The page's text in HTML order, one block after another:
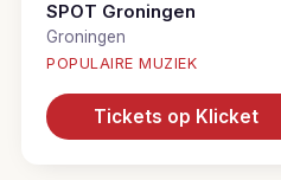
SPOT Groningen
Groningen
POPULAIRE MUZIEK
Tickets op Klicket